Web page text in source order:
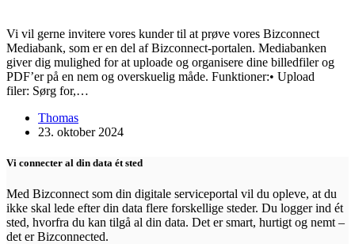
Vi vil gerne invitere vores kunder til at prøve vores Bizconnect
Mediabank, som er en del af Bizconnect-portalen. Mediabanken
giver dig mulighed for at uploade og organisere dine billedfiler og
PDF’er på en nem og overskuelig måde. Funktioner:• Upload
filer: Sørg for,…
Thomas
23. oktober 2024
Vi connecter al din data ét sted
Med Bizconnect som din digitale serviceportal vil du opleve, at du
ikke skal lede efter din data flere forskellige steder. Du logger ind ét
sted, hvorfra du kan tilgå al din data. Det er smart, hurtigt og nemt –
det er Bizconnected.